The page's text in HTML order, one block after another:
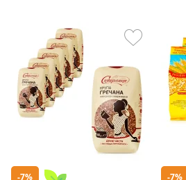
-7% -7%